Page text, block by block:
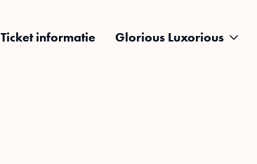
Ticket informatie Glorious Luxorious